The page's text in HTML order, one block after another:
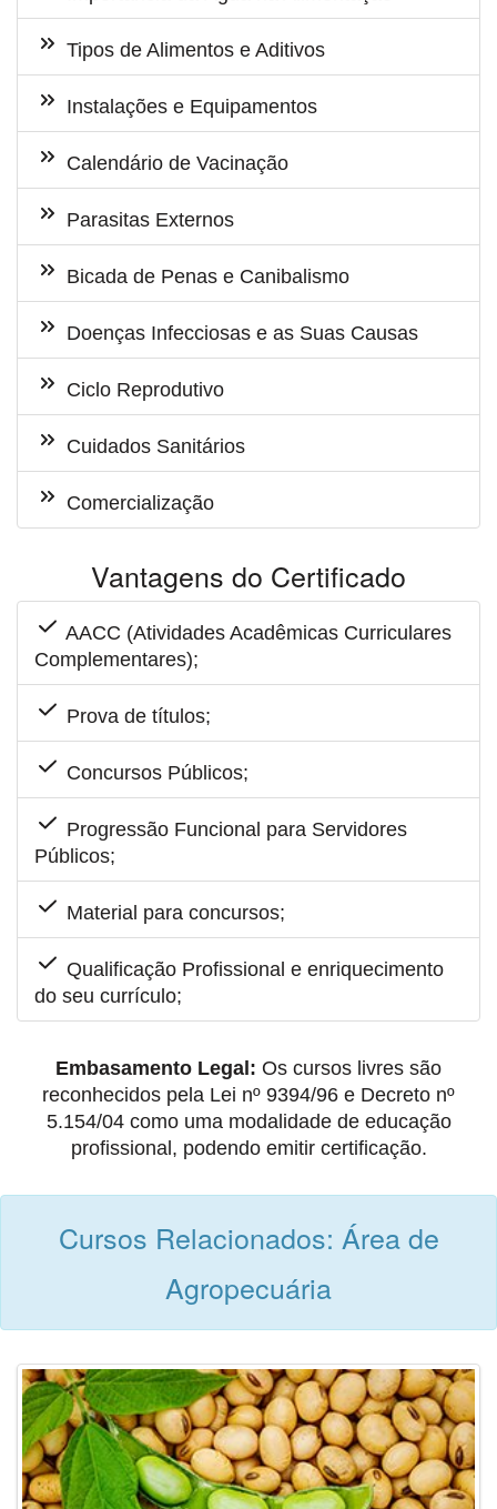
Tipos de Alimentos e Aditivos
Instalações e Equipamentos
Calendário de Vacinação
Parasitas Externos
Bicada de Penas e Canibalismo
Doenças Infecciosas e as Suas Causas
Ciclo Reprodutivo
Cuidados Sanitários
Comercialização
Vantagens do Certificado
AACC (Atividades Acadêmicas Curriculares
Complementares);
Prova de títulos;
Concursos Públicos;
Progressão Funcional para Servidores
Públicos;
Material para concursos;
Qualificação Profissional e enriquecimento
do seu currículo;
Embasamento Legal: Os cursos livres são
reconhecidos pela Lei nº 9394/96 e Decreto nº
5.154/04 como uma modalidade de educação
profissional, podendo emitir certificação.
Cursos Relacionados: Área de
Agropecuária